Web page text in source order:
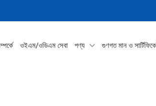
ওইএম/ওডিএম সেবা পণ্য গুণগত মান ও